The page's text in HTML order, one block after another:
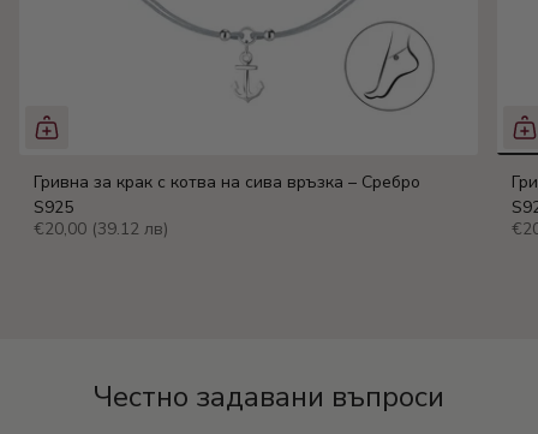
Гривна за крак с котва на сива връзка – Сребро
S925
€20,00 (39.12 лв)
Честно задавани въпроси